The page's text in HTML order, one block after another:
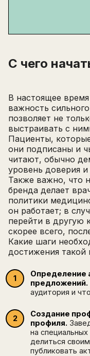
С чего
В настоящее
важность
позволяет не
выстраивать с
Пациенты,
они подписаны и
читают, обычно
уровень доверия
Также важно, что
бренда делает
политики
он работает; в
перейти в другую
скорее всего,
Какие шаги
достижения такой
Определение
предложений.
аудитория и
Создание
профиля.
на
делиться
публиковать